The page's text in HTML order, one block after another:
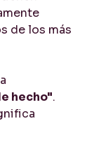
de los más
hecho".